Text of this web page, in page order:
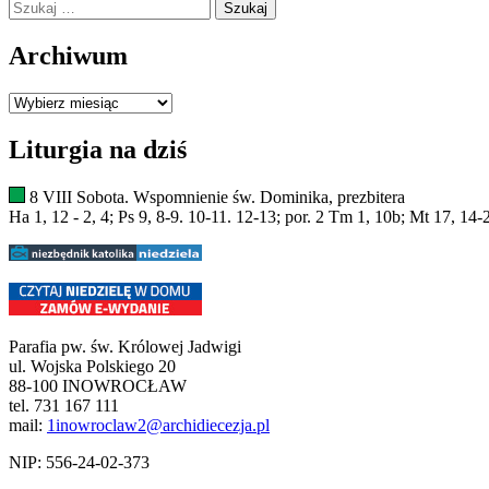
Szukaj:
Archiwum
Archiwum
Liturgia na dziś
8 VIII Sobota. Wspomnienie św. Dominika, prezbitera
Ha 1, 12 - 2, 4; Ps 9, 8-9. 10-11. 12-13; por. 2 Tm 1, 10b; Mt 17, 14-
Parafia pw. św. Królowej Jadwigi
ul. Wojska Polskiego 20
88-100 INOWROCŁAW
tel. 731 167 111
mail: 1inowroclaw2@archidiecezja.pl
NIP: 556-24-02-373